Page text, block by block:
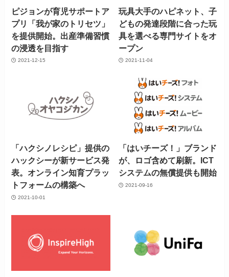
ピジョンが育児サポートア
プリ「我が家のトリセツ」
を提供開始。出産準備習慣
の浸透を目指す
2021-12-15
玩具大手のハピネット、子
どもの発達段階に合った玩
具を選べる専門サイトをオ
ープン
2021-11-04
「ハクシノレシピ」提供の
ハックシーが新サービス発
表。オンライン知育プラッ
トフォームの構築へ
2021-10-01
「はいチーズ！」ブランド
が、ロゴ含めて刷新。ICT
システムの無償提供も開始
2021-09-16